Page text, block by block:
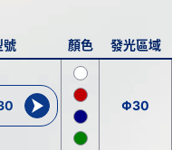
號 顏色 發光區域
Φ30